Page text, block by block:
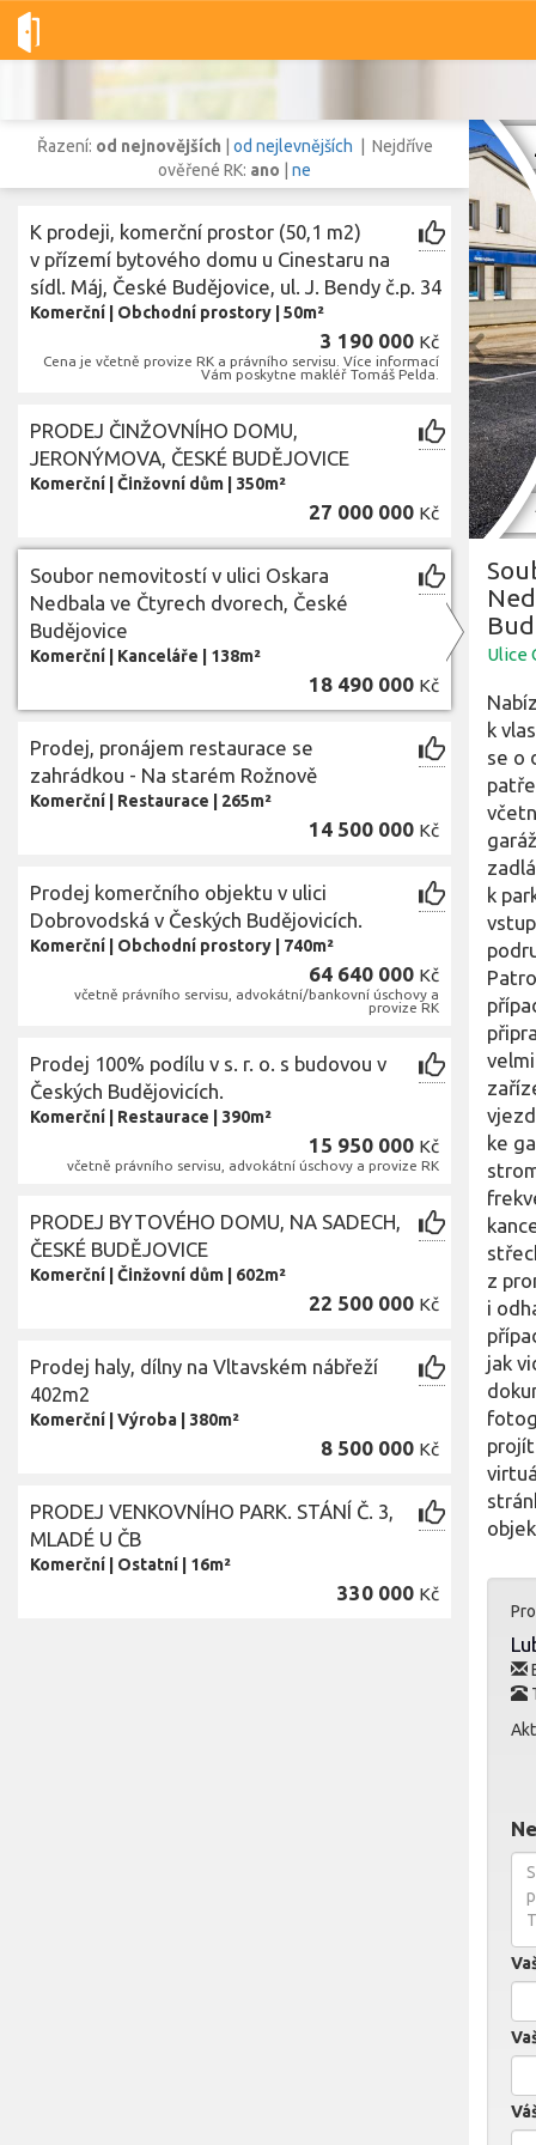
Dobré-nemovitosti.cz obec České Budějovice, okres České
Vše Byty Domy Pozemky
Lokalita
obec České Budějovice,okres České Budějovice, Jihočeský kraj
Řazení: od nejnovějších od nejlevnějších | Nejdříve
ověřené RK: ano ne
K prodeji, komerční prostor (50,1 m2)
v přízemí bytového domu u Cinestaru na
sídl. Máj, České Budějovice, ul. J. Bendy č.p. 34
Komerční Obchodní prostory 50m²
3 190 000 Kč
Cena je včetně provize RK a právního servisu. Více informací
Vám poskytne makléř Tomáš Pelda.
PRODEJ ČINŽOVNÍHO DOMU,
JERONÝMOVA, ČESKÉ BUDĚJOVICE
Komerční Činžovní dům 350m²
27 000 000 Kč
Soubor nemovitostí v ulici Oskara
Nedbala ve Čtyrech dvorech, České
Budějovice
Komerční Kanceláře 138m²
18 490 000 Kč
Prodej, pronájem restaurace se
zahrádkou - Na starém Rožnově
Komerční Restaurace 265m²
14 500 000 Kč
Prodej komerčního objektu v ulici
Dobrovodská v Českých Budějovicích.
Komerční Obchodní prostory 740m²
64 640 000 Kč
včetně právního servisu, advokátní/bankovní úschovy a
provize RK
Prodej 100% podílu v s. r. o. s budovou v
Českých Budějovicích.
Komerční Restaurace 390m²
15 950 000 Kč
včetně právního servisu, advokátní úschovy a provize RK
PRODEJ BYTOVÉHO DOMU, NA SADECH,
ČESKÉ BUDĚJOVICE
Komerční Činžovní dům 602m²
22 500 000 Kč
Prodej haly, dílny na Vltavském nábřeží
402m2
Komerční Výroba 380m²
8 500 000 Kč
PRODEJ VENKOVNÍHO PARK. STÁNÍ Č. 3,
MLADÉ U ČB
Komerční Ostatní 16m²
330 000 Kč
Ulice
k
se o
k
ke
z
i
jak